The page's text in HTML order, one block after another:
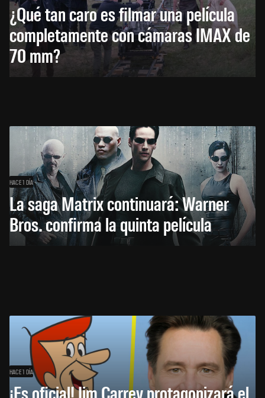
¿Qué tan caro es filmar una película
completamente con cámaras IMAX de
70 mm?
HACE 1 DÍA
La saga Matrix continuará: Warner
Bros. confirma la quinta película
HACE 1 DÍA
¡Es oficial! Jim Carrey protagonizará el